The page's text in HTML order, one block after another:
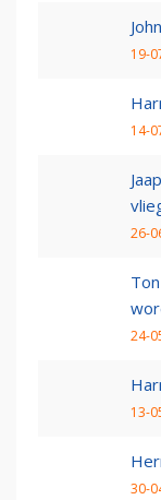
19-
14-
26-
24-
13-
30-